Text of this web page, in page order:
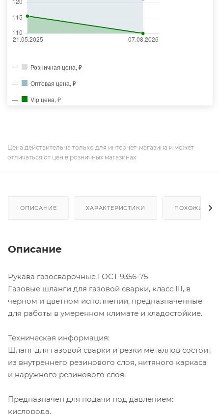
Розничная цена, ₽
Оптовая цена, ₽
Vip цена, ₽
Цена действительна только для интернет-магазина и может
отличаться от цен в розничных магазинах
ОПИСАНИЕ ХАРАКТЕРИСТИКИ ПОХОЖИЕ
Описание
Рукава газосварочные ГОСТ 9356-75
Газовые шланги для газовой сварки, класс III, в
черном и цветном исполнении, предназначенные
для работы в умеренном климате и хладостойкие.
Техническая информация:
Шланг для газовой сварки и резки металлов состоит
из внутреннего резинового слоя, нитяного каркаса
и наружного резинового слоя.
Предназначен для подачи под давлением:
кислорода.